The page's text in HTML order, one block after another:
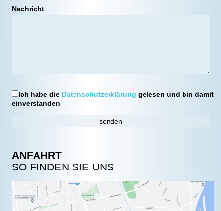
Nachricht
Ich habe die Datenschutzerklärung gelesen und bin damit
einverstanden
ANFAHRT
SO FINDEN SIE UNS